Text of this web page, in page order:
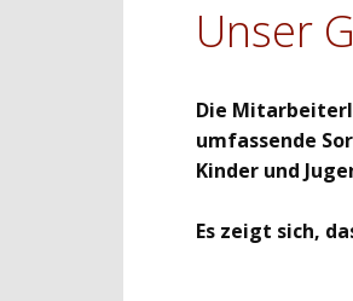
Unser
Die
umfassende
Kinder und
Es zeigt sich,